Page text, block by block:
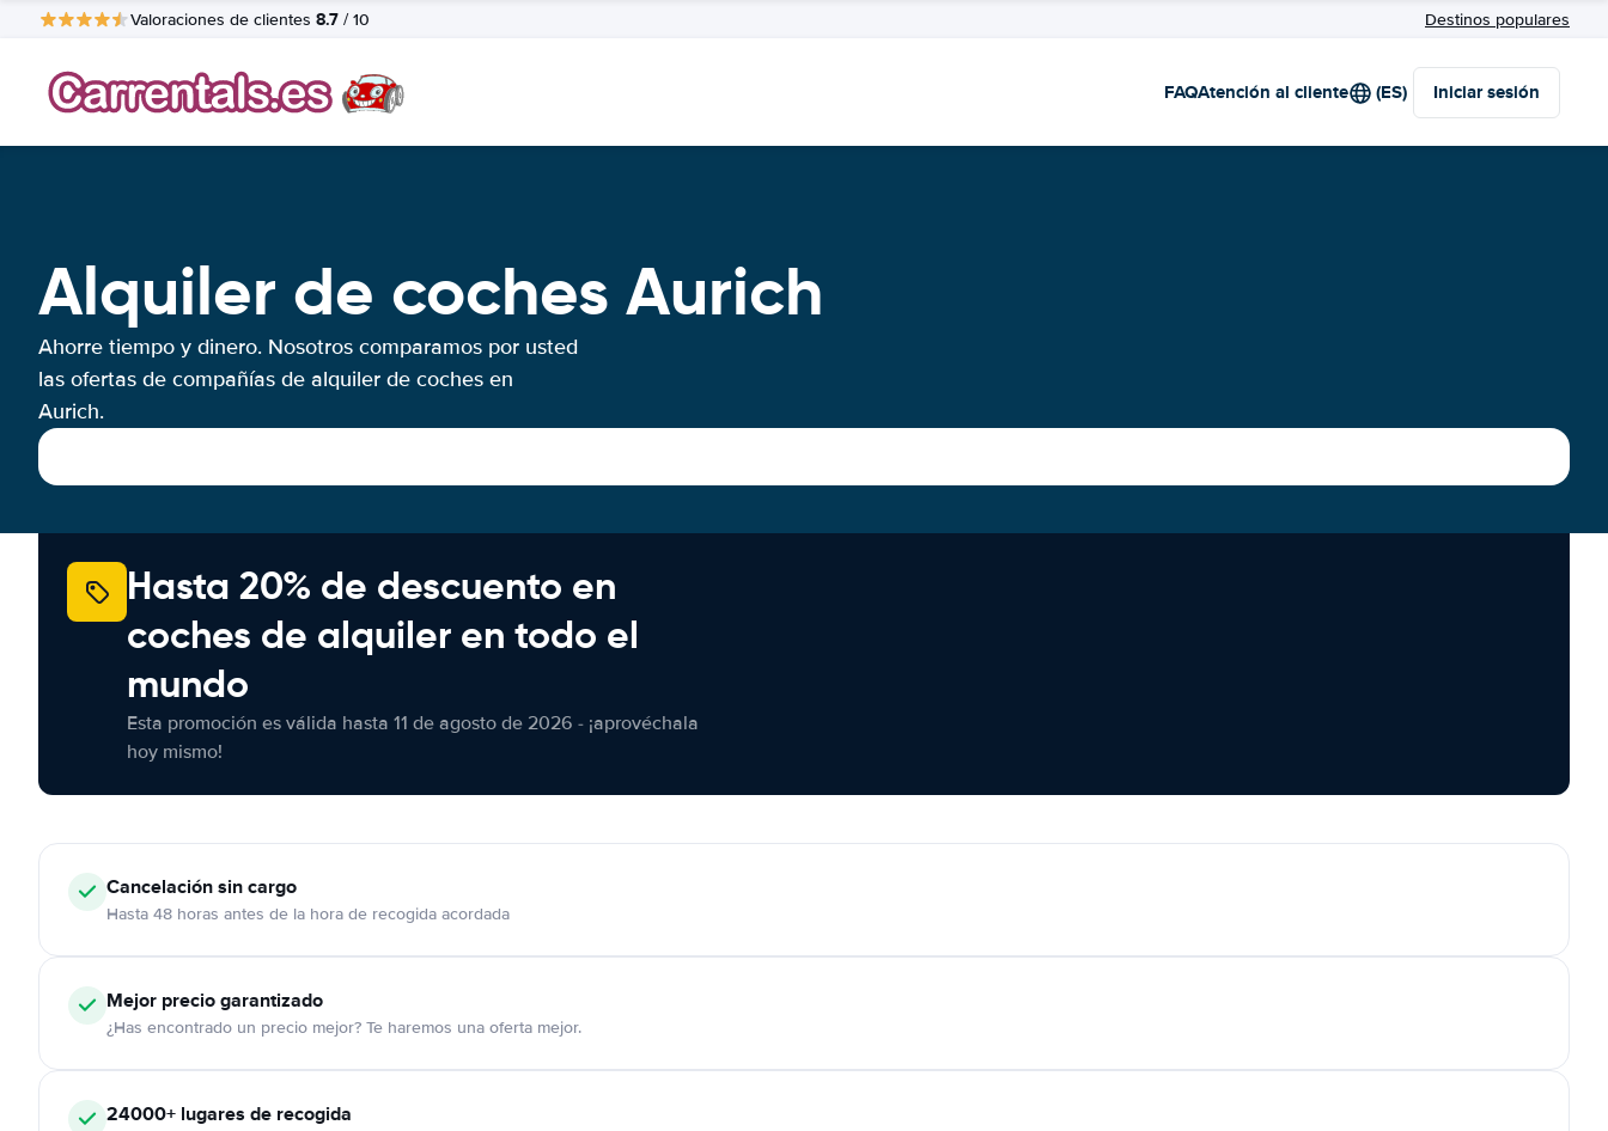
Valoraciones de clientes 8.7 / 10 Destinos populares
FAQAtención al cliente (ES) Iniciar sesión
Alquiler de coches Aurich
Ahorre tiempo y dinero. Nosotros comparamos por usted
las ofertas de compañías de alquiler de coches en
Aurich.
Hasta 20% de descuento en
coches de alquiler en todo el
mundo
Esta promoción es válida hasta 11 de agosto de 2026 - ¡aprovéchala
hoy mismo!
Cancelaciónsin cargo
Hasta 48 horas antes de la hora de recogida acordada
Mejor precio garantizado
¿Has encontrado un precio mejor? Te haremos una oferta mejor.
24000+ lugares de recogida